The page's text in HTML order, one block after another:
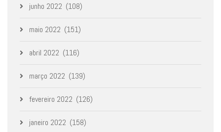
junho 2022 (108)
maio 2022 (151)
abril 2022 (116)
março 2022 (139)
fevereiro 2022 (126)
janeiro 2022 (158)